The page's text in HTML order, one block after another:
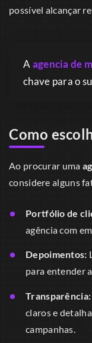
possível alcançar
A agencia de
chave para o
Como
Ao procurar uma
considere alguns
Portfólio de
agência com
Depoimentos:
para entender
Transparência:
claros e
campanhas.